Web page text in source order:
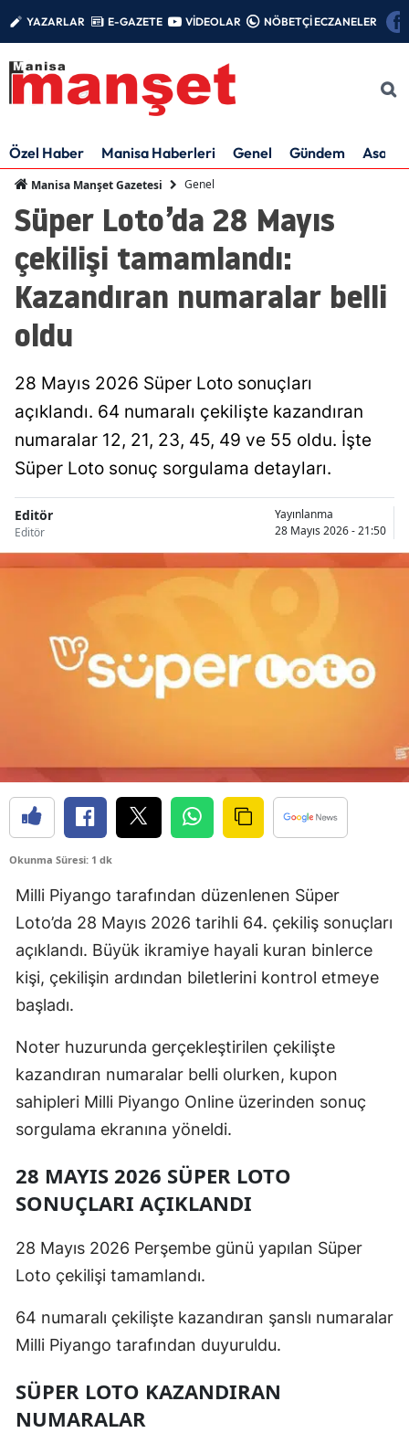
YAZARLAR E-GAZETE VİDEOLAR NÖBETÇİ ECZANELER
Özel Haber Manisa Haberleri Genel Gündem Asayiş
Manisa Manşet Gazetesi Genel
Süper Loto’da 28 Mayıs
çekilişi tamamlandı:
Kazandıran numaralar belli
oldu
28 Mayıs 2026 Süper Loto sonuçları
açıklandı. 64 numaralı çekilişte kazandıran
numaralar 12, 21, 23, 45, 49 ve 55 oldu. İşte
Süper Loto sonuç sorgulama detayları.
Editör
Editör
Yayınlanma
28 Mayıs 2026 - 21:50
Okunma Süresi: 1 dk
Milli Piyango tarafından düzenlenen Süper
Loto’da 28 Mayıs 2026 tarihli 64. çekiliş sonuçları
açıklandı. Büyük ikramiye hayali kuran binlerce
kişi, çekilişin ardından biletlerini kontrol etmeye
başladı.
Noter huzurunda gerçekleştirilen çekilişte
kazandıran numaralar belli olurken, kupon
sahipleri Milli Piyango Online üzerinden sonuç
sorgulama ekranına yöneldi.
28 MAYIS 2026 SÜPER LOTO
SONUÇLARI AÇIKLANDI
28 Mayıs 2026 Perşembe günü yapılan Süper
Loto çekilişi tamamlandı.
64 numaralı çekilişte kazandıran şanslı numaralar
Milli Piyango tarafından duyuruldu.
SÜPER LOTO KAZANDIRAN
NUMARALAR